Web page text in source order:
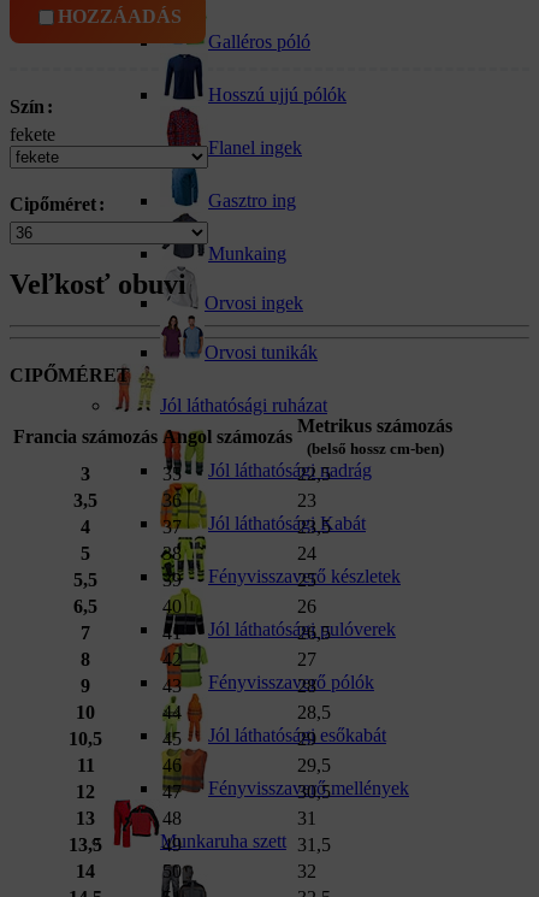
Galléros póló
Hosszú ujjú pólók
Flanel ingek
Gasztro ing
Munkaing
Orvosi ingek
Orvosi tunikák
Jól láthatósági ruházat
Jól láthatósági nadrág
Jól láthatósági Kabát
Fényvisszaverő készletek
Jól láthatósági pulóverek
Fényvisszaverő pólók
Jól láthatósági esőkabát
Fényvisszaverő mellények
Munkaruha szett
HOZZÁADÁS
Szín
fekete
Cipőméret
Veľkosť obuvi
CIPŐMÉRET
Francia számozás Angol számozás
Metrikus számozás
(belső hossz cm-ben)
3 35
22,5
3,5
36
23
4
37
23,5
5
38
24
5,5
39
25
6,5
40
26
7
41
26,5
8
42
27
9
43
28
10
44
28,5
10,5
45
29
11
46
29,5
12
47
30,5
13
48
31
13,5
49
31,5
14
50
32